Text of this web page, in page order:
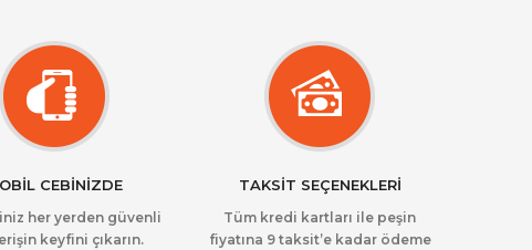
CEBİNİZDE
her yerden güvenli
keyfini çıkarın.
TAKSİT SEÇENEKLERİ
Tüm kredi kartları ile peşin
fiyatına 9 taksit’e kadar ödeme